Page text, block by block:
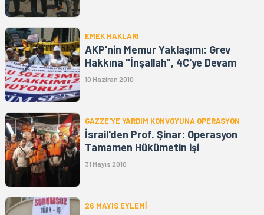
EMEK HAKLARI
AKP'nin Memur Yaklaşımı: Grev
Hakkına "İnşallah", 4C'ye Devam
10 Haziran 2010
GAZZE'YE YARDIM KONVOYUNA OPERASYON
İsrail'den Prof. Şinar: Operasyon
Tamamen Hükümetin işi
31 Mayıs 2010
26 MAYIS EYLEMİ